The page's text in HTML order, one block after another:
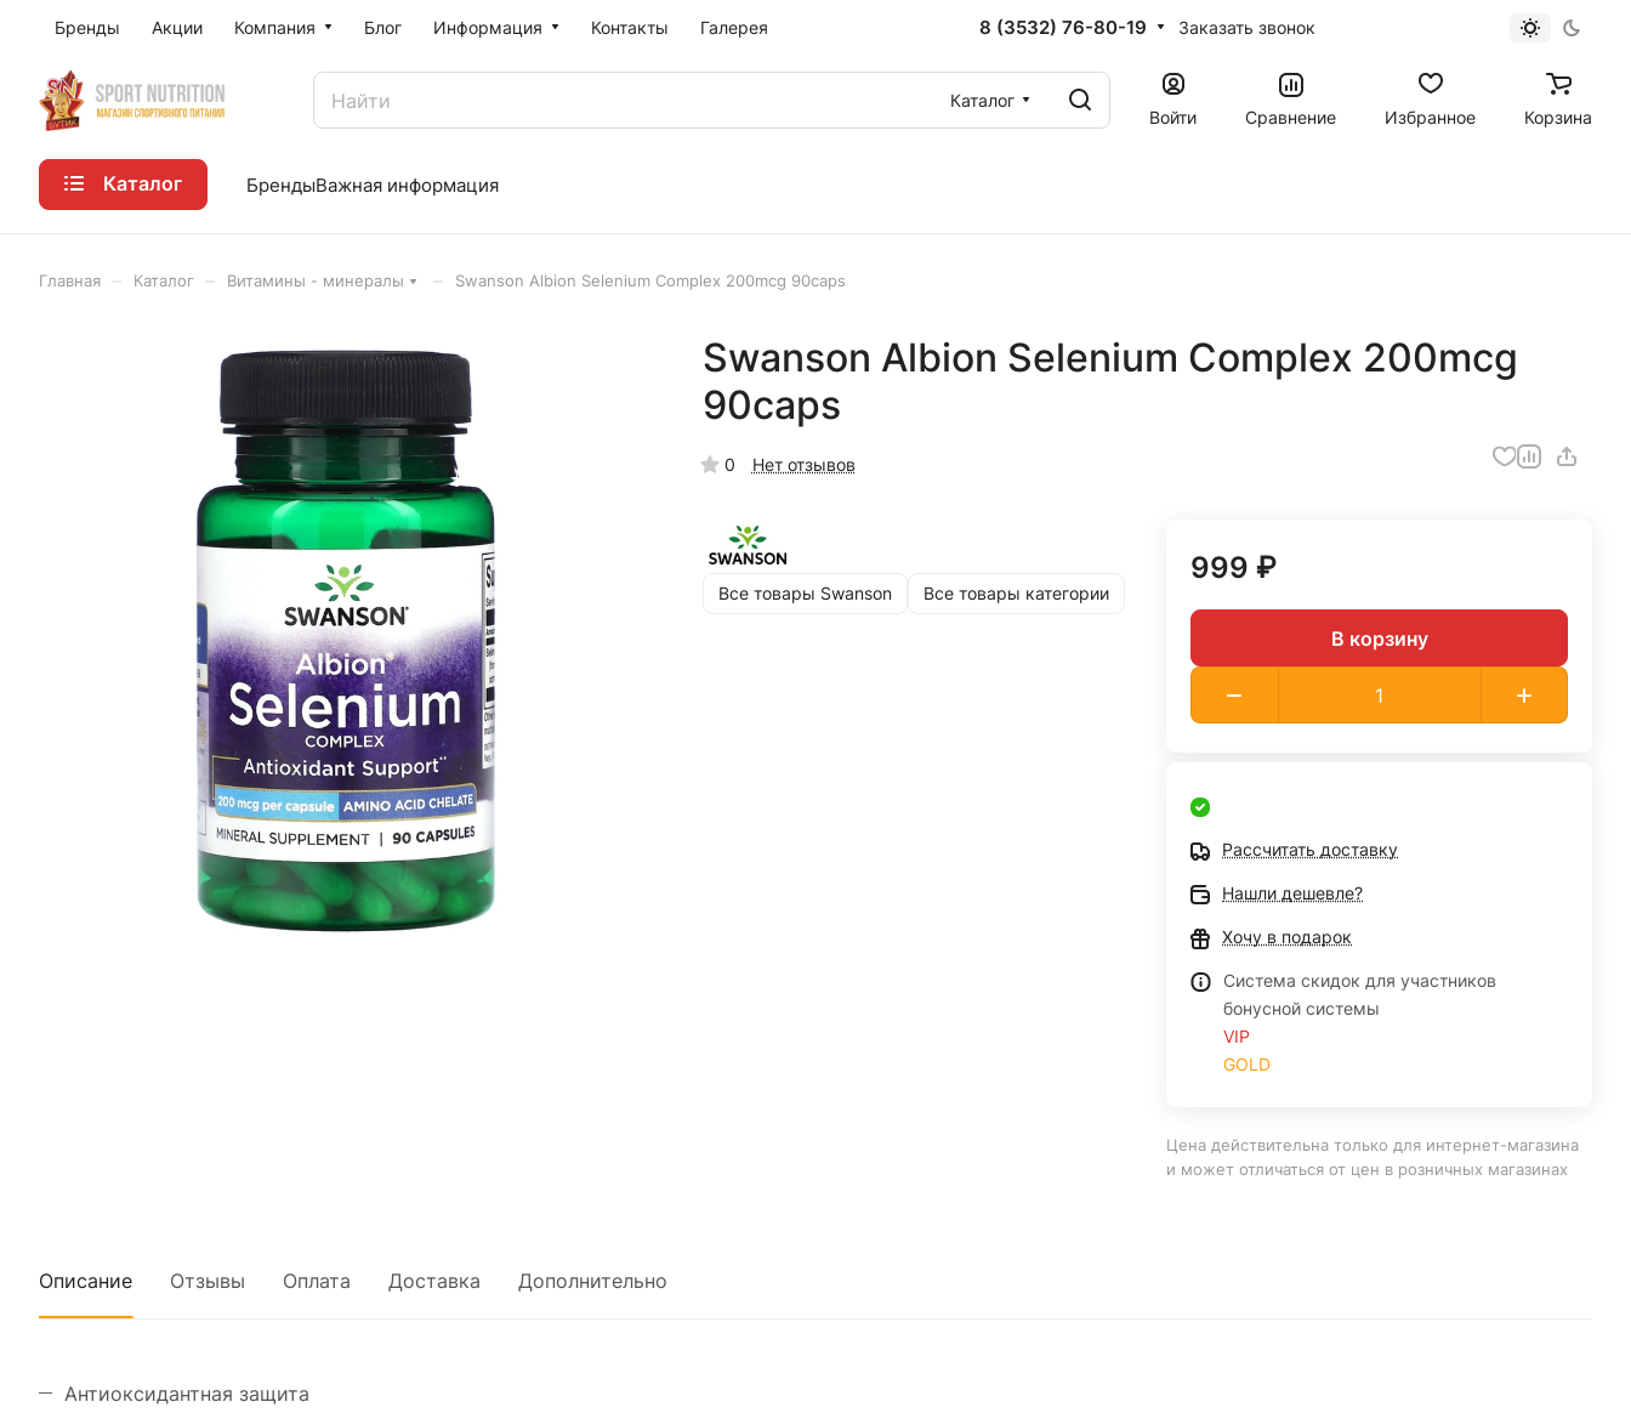
Бренды Акции Компания Блог Информация Контакты Галерея 8 (3532) 76-80-19 Заказать звонок
Каталог
Войти
Сравнение Избранное Корзина
Каталог БрендыВажная информация
Главная Каталог Витамины - минералы Swanson Albion Selenium Complex 200mcg 90caps
Swanson Albion Selenium Complex 200mcg
90caps
0 Нет отзывов
Все товары Swanson Все товары категории
999 ₽
В корзину
Рассчитать доставку
Нашли дешевле?
Хочу в подарок
Система скидок для участников
бонусной системы
VIP
GOLD
Цена действительна только для интернет-магазина
и может отличаться от цен в розничных магазинах
Описание Отзывы Оплата Доставка Дополнительно
Антиоксидантная защита